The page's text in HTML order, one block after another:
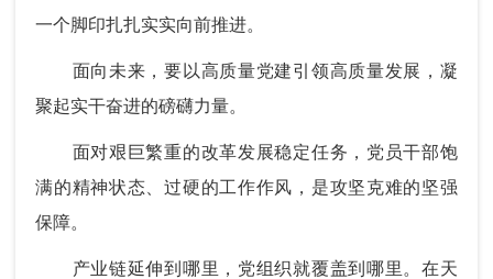
一个脚印扎扎实实向前推进。
面向未来，要以高质量党建引领高质量发展，凝
聚起实干奋进的磅礴力量。
面对艰巨繁重的改革发展稳定任务，党员干部饱
满的精神状态、过硬的工作作风，是攻坚克难的坚强
保障。
产业链延伸到哪里，党组织就覆盖到哪里。在天